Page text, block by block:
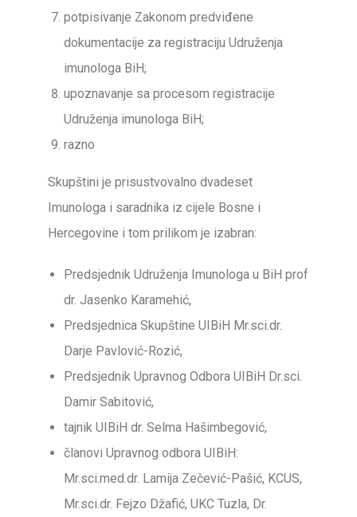
potpisivanje Zakonom predviđene
dokumentacije za registraciju Udruženja
imunologa BiH;
upoznavanje sa procesom registracije
Udruženja imunologa BiH;
razno
Skupštini je prisustvovalno dvadeset
Imunologa i saradnika iz cijele Bosne i
Hercegovine i tom prilikom je izabran:
Predsjednik Udruženja Imunologa u BiH prof
dr. Jasenko Karamehić,
Predsjednica Skupštine UIBiH Mr.sci.dr.
Darje Pavlović-Rozić,
Predsjednik Upravnog Odbora UIBiH Dr.sci.
Damir Sabitović,
tajnik UIBiH dr. Selma Hašimbegović,
članovi Upravnog odbora UIBiH:
Mr.sci.med.dr. Lamija Zečević-Pašić, KCUS,
Mr.sci.dr. Fejzo Džafić, UKC Tuzla, Dr.